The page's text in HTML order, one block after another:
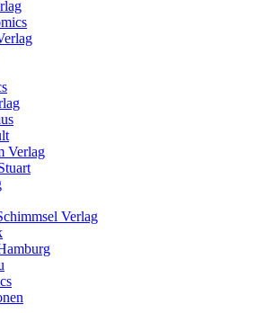
Verlag
Verlag